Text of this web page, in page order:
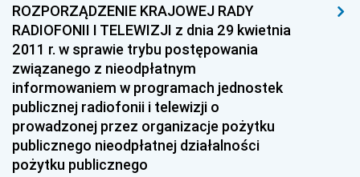
ROZPORZĄDZENIE KRAJOWEJ RADY
RADIOFONII I TELEWIZJI z dnia 29 kwietnia
2011 r. w sprawie trybu postępowania
związanego z nieodpłatnym
informowaniem w programach jednostek
publicznej radiofonii i telewizji o
prowadzonej przez organizacje pożytku
publicznego nieodpłatnej działalności
pożytku publicznego